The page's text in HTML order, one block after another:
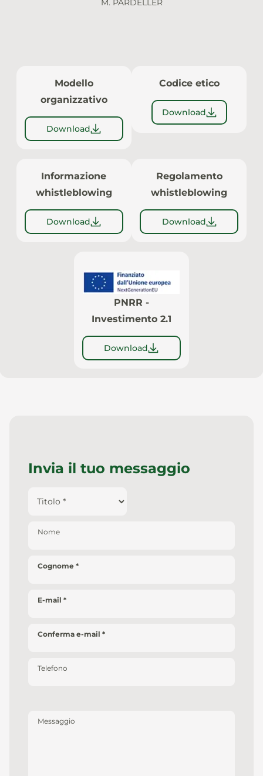
M. PARDELLER
Modello
organizzativo
Download
Codice etico
Download
Informazione
whistleblowing
Download
Regolamento
whistleblowing
Download
PNRR -
Investimento 2.1
Download
Invia il tuo messaggio
Nome
Cognome
E-mail
Conferma e-mail
Telefono
Messaggio